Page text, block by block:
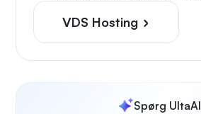
VDS Hosting
Spørg UltaAI